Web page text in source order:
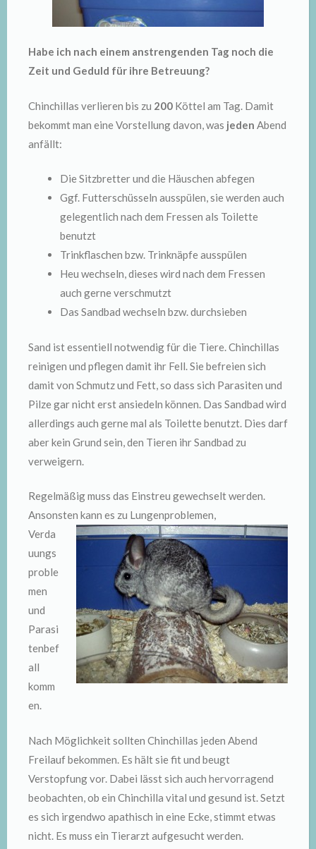
Habe ich nach einem anstrengenden Tag noch die
Zeit und Geduld für ihre Betreuung?
Chinchillas verlieren bis zu 200 Köttel am Tag. Damit
bekommt man eine Vorstellung davon, was jeden Abend
anfällt:
Die Sitzbretter und die Häuschen abfegen
Ggf. Futterschüsseln ausspülen, sie werden auch
gelegentlich nach dem Fressen als Toilette
benutzt
Trinkflaschen bzw. Trinknäpfe ausspülen
Heu wechseln, dieses wird nach dem Fressen
auch gerne verschmutzt
Das Sandbad wechseln bzw. durchsieben
Sand ist essentiell notwendig für die Tiere. Chinchillas
reinigen und pflegen damit ihr Fell. Sie befreien sich
damit von Schmutz und Fett, so dass sich Parasiten und
Pilze gar nicht erst ansiedeln können. Das Sandbad wird
allerdings auch gerne mal als Toilette benutzt. Dies darf
aber kein Grund sein, den Tieren ihr Sandbad zu
verweigern.
Regelmäßig muss das Einstreu gewechselt werden.
Ansonsten kann es zu Lungenproblemen,
Verda
uungs
proble
men
und
Parasi
tenbef
all
komm
en.
Nach Möglichkeit sollten Chinchillas jeden Abend
Freilauf bekommen. Es hält sie fit und beugt
Verstopfung vor. Dabei lässt sich auch hervorragend
beobachten, ob ein Chinchilla vital und gesund ist. Setzt
es sich irgendwo apathisch in eine Ecke, stimmt etwas
nicht. Es muss ein Tierarzt aufgesucht werden.